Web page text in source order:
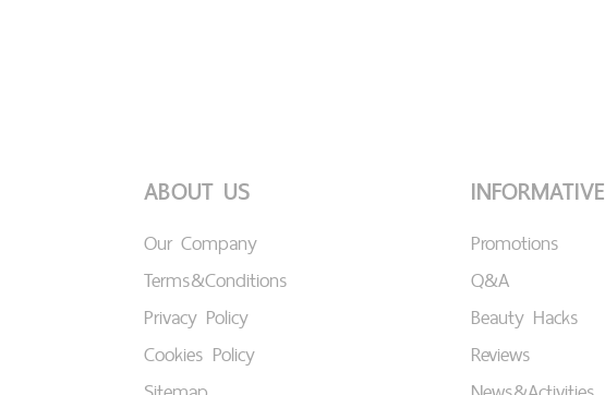
ABOUT US
Our Company
Terms&Conditions
Privacy Policy
Cookies Policy
INFORMATIVE
Promotions
Q&A
Beauty Hacks
Reviews